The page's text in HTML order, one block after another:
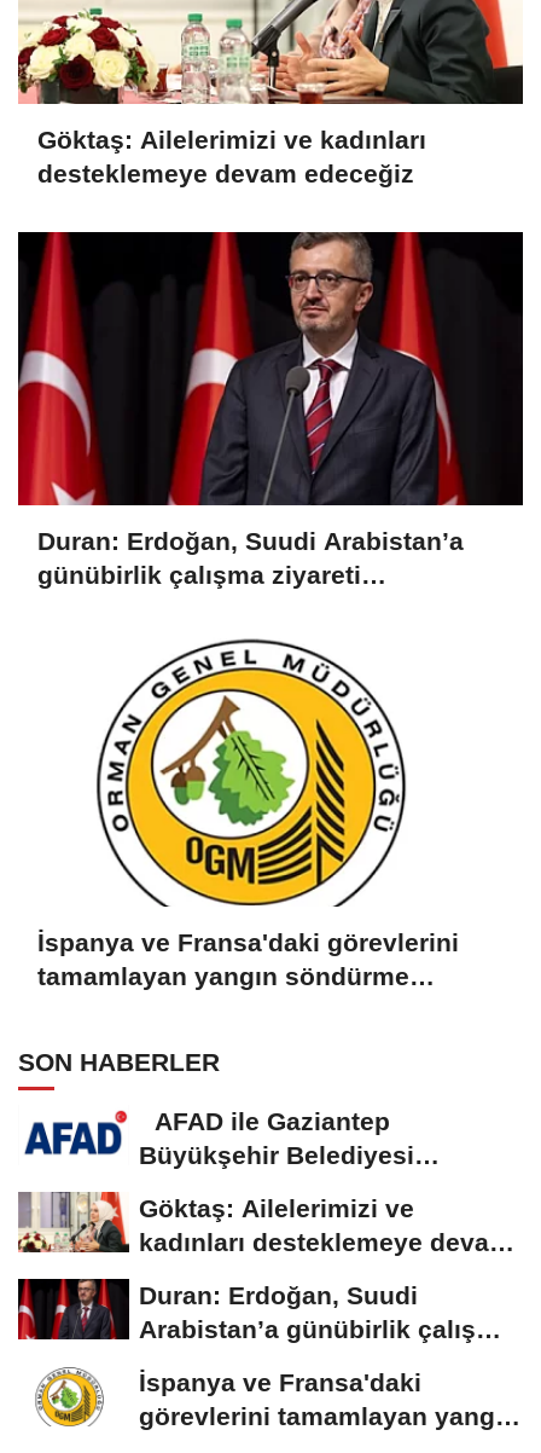
Göktaş: Ailelerimizi ve kadınları
desteklemeye devam edeceğiz
Duran: Erdoğan, Suudi Arabistan’a
günübirlik çalışma ziyareti
İspanya ve Fransa'daki görevlerini
tamamlayan yangın söndürme
SON HABERLER
AFAD ile Gaziantep
Büyükşehir Belediyesi
Göktaş: Ailelerimizi ve
kadınları desteklemeye devam
Duran: Erdoğan, Suudi
Arabistan’a günübirlik çalışma
ziyareti...
İspanya ve Fransa'daki
görevlerini tamamlayan yangın